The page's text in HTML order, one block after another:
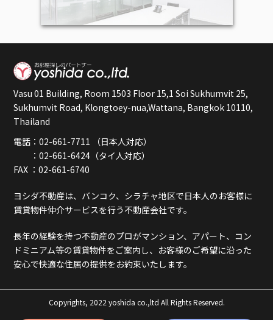
Vasu 01 Building, Room 1503 Floor 15,1 Soi Sukhumvit 25,
Sukhumvit Road, Klongtoey-nua,Wattana, Bangkok 10110,
Thailand
電話：02-661-7711 （日本人対応）
：02-661-6424（タイ人対応）
FAX ：02-661-6740
ヨシダ不動産は、バンコク、シラチャ地区で日本人のお客様に
賃貸物件仲介サービスを行う不動産会社です。
長年の経験を持つ不動産のプロがマンション、アパート、コン
ドミニアム等の賃貸物件をご案内し、お客様のご希望に沿った
安心で快適な住居の提供をお約束いたします。
Copyrights, 2022 yoshida co.,ltd All Rights Reserved.